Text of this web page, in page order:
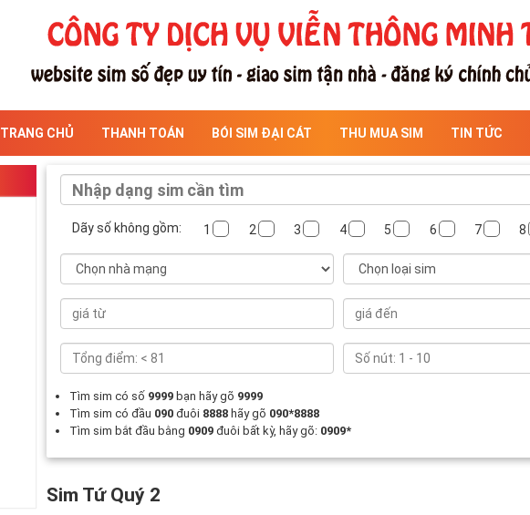
TRANG CHỦ THANH TOÁN BÓI SIM ĐẠI CÁT THU MUA SIM TIN TỨC
Dãy số không gồm: 1 2 3 4 5 6 7 8
Tìm sim có số 9999 bạn hãy gõ 9999
Tìm sim có đầu 090đuôi 8888 hãy gõ 090*8888
Tìm sim bắt đầu bằng 0909 đuôi bất kỳ, hãy gõ: 0909*
Sim Tứ Quý 2